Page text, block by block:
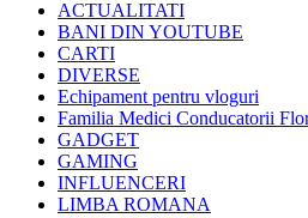
ACTUALITATI
BANI DIN YOUTUBE
CARTI
DIVERSE
Echipament pentru vloguri
Familia Medici Conducatorii
GADGET
GAMING
INFLUENCERI
LIMBA ROMANA